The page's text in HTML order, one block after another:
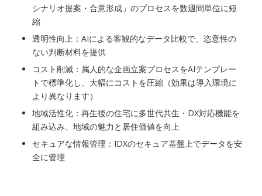
シナリオ提案・合意形成」のプロセスを数週間単位に短
縮
透明性向上：AIによる客観的なデータ比較で、恣意性の
ない判断材料を提供
コスト削減：属人的な企画立案プロセスをAIテンプレー
トで標準化し、大幅にコストを圧縮（効果は導入環境に
より異なります）
地域活性化：再生後の住宅に多世代共生・DX対応機能を
組み込み、地域の魅力と居住価値を向上
セキュアな情報管理：IDXのセキュア基盤上でデータを安
全に管理